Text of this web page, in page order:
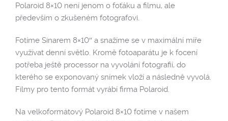
Polaroid 8×10 není jenom o foťáku a filmu, ale
především o zkušeném fotografovi.
Fotíme Sinarem 8×10″ a snažíme se v maximální míře
využívat denní světlo. Kromě fotoaparátu je k focení
potřeba ještě processor na vyvolání fotografií, do
kterého se exponovaný snímek vloží a následně vyvolá.
Filmy pro tento formát vyrábí firma Polaroid.
Na velkoformátový Polaroid 8×10 fotíme v našem